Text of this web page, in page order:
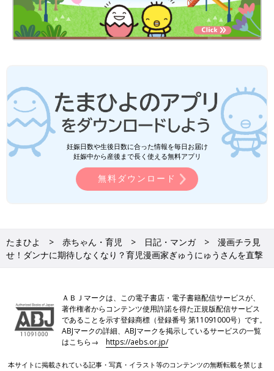
妊娠日数や生後日数に合った情報を毎日お届け
妊娠中から産後まで長く使える無料アプリ
無料ダウンロード
たまひよ 赤ちゃん・育児 日記・マンガ
漫画チラ見
せ！ダンナに期待しなくなり？育児漫画家ぎゅうにゅうさんを直撃
ＡＢＪマークは、この電子書店・電子書籍配信サービスが、
著作権者からコンテンツ使用許諾を得た正規版配信サービス
であることを示す登録商標（登録番号 第11091000号）です。
ABJマークの詳細、ABJマークを掲示しているサービスの一覧
はこちら→https://aebs.or.jp/
本サイトに掲載されている記事・写真・イラスト等のコンテンツの無断転載を禁じま